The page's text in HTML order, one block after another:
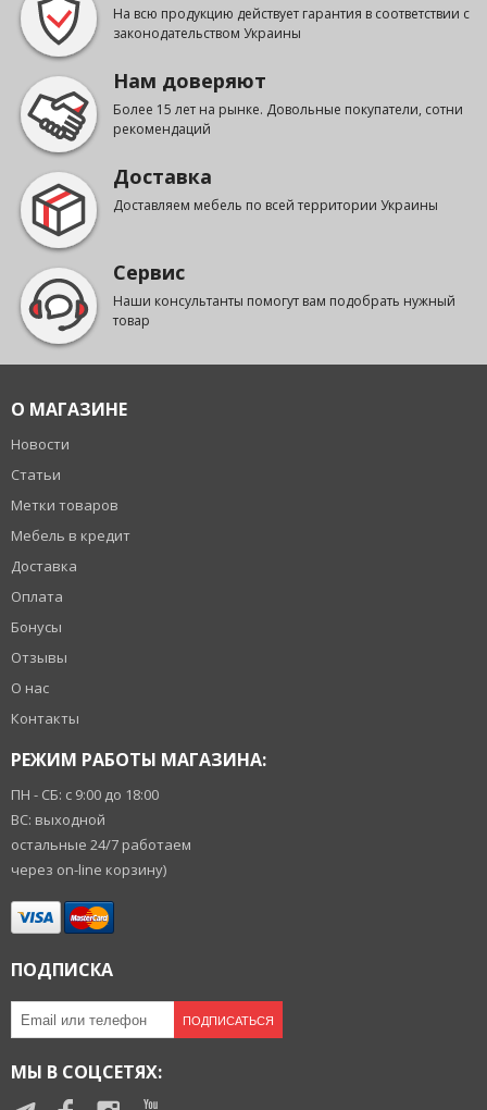
На всю продукцию действует гарантия в соответствии с
законодательством Украины
Нам доверяют
Более 15 лет на рынке. Довольные покупатели, сотни
рекомендаций
Доставка
Доставляем мебель по всей территории Украины
Сервис
Наши консультанты помогут вам подобрать нужный
товар
О МАГАЗИНЕ
Новости
Статьи
Метки товаров
Мебель в кредит
Доставка
Оплата
Бонусы
Отзывы
О нас
Контакты
РЕЖИМ РАБОТЫ МАГАЗИНА:
ПН - СБ: с 9:00 до 18:00
ВС: выходной
остальные 24/7 работаем
через on-line корзину)
ПОДПИСКА
ПОДПИСАТЬСЯ
МЫ В СОЦСЕТЯХ: